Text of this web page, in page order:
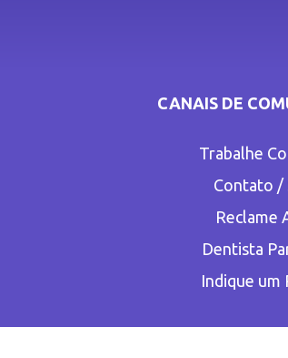
CANAIS DE
Trabalhe
Contato /
Reclame
Dentista
Indique um